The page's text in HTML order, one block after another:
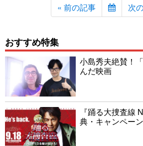
« 前の記事 次
おすすめ特集
小島秀夫絶賛！
んだ映画
『踊る大捜査線
典・キャンペー